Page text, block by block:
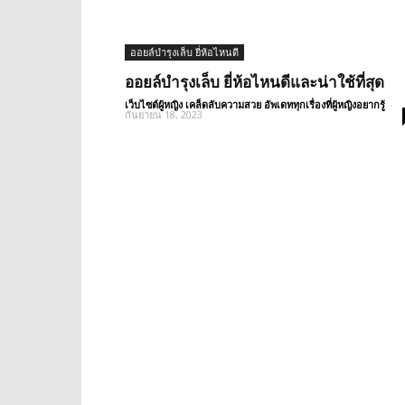
ออยล์บำรุงเล็บ ยี่ห้อไหนดี
ออยล์บำรุงเล็บ ยี่ห้อไหนดีและน่าใช้ที่สุด
เว็บไซต์ผู้หญิง เคล็ดลับความสวย อัพเดททุกเรื่องที่ผู้หญิงอยากรู้ -
กันยายน 18, 2023